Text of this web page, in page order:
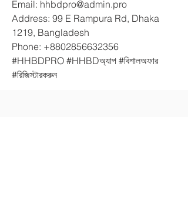
Email: hhbdpro@admin.pro
Address: 99 E Rampura Rd, Dhaka
1219, Bangladesh
Phone: +8802856632356
#HHBDPRO #HHBDঅ্যাপ #বিশালঅফার
#রিজিস্টারকরুন